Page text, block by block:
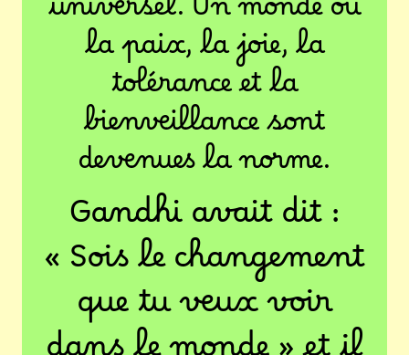
universel. Un monde où
la paix, la joie, la
tolérance et la
bienveillance sont
devenues la norme.
Gandhi avait dit :
« Sois le changement
que tu veux voir